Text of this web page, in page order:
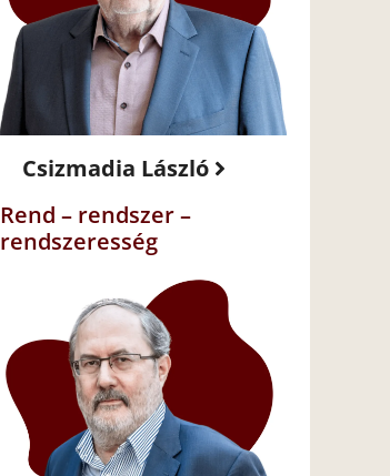
Csizmadia László
Rend – rendszer –
rendszeresség